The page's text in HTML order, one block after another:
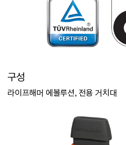
구성
라이프해머 에볼루션, 전용 거치대